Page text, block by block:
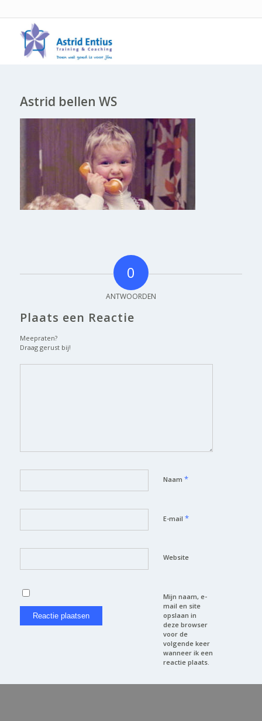
Astrid bellen WS
0
ANTWOORDEN
Plaats een Reactie
Meepraten?
Draag gerust bij!
Naam *
E-mail *
Website
Mijn naam, e-
mail en site
opslaan in
deze browser
voor de
volgende keer
wanneer ik een
reactie plaats.